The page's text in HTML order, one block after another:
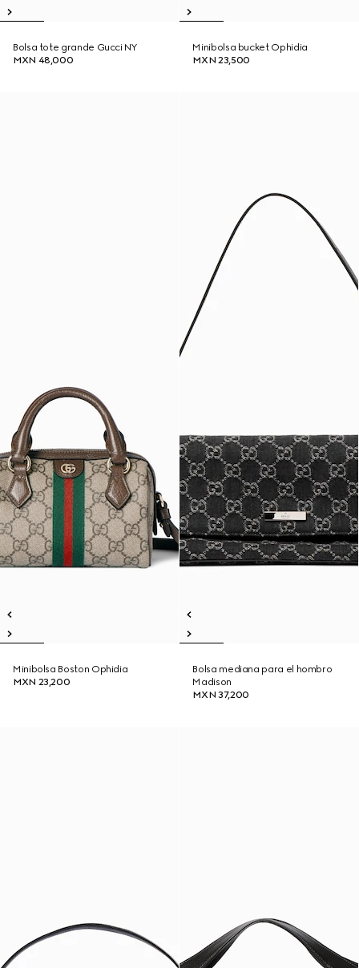
Bolsa tote grande Gucci NY
MXN 48,000
Minibolsa bucket Ophidia
MXN 23,500
Minibolsa Boston Ophidia
MXN 23,200
Bolsa mediana para el hombro
Madison
MXN 37,200